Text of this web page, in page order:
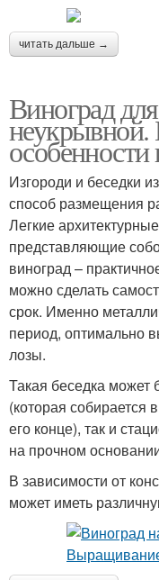
читать дальше →
Виноград
неукрывной.
Изгороди и беседки
способ размещения
Легкие
представляющие
виноград –
можно сделать
срок. Именно
период, оптимально
лозы.
Такая беседка может
(которая собирается
его конце), так и
на прочном
В зависимости от
может иметь